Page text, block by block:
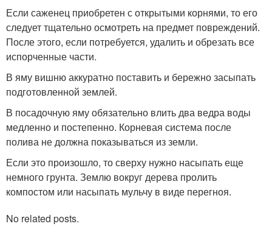
Если саженец приобретен с открытыми корнями, то его
следует тщательно осмотреть на предмет повреждений.
После этого, если потребуется, удалить и обрезать все
испорченные части.
В яму вишню аккуратно поставить и бережно засыпать
подготовленной землей.
В посадочную яму обязательно влить два ведра воды
медленно и постепенно. Корневая система после
полива не должна показываться из земли.
Если это произошло, то сверху нужно насыпать еще
немного грунта. Землю вокруг дерева пролить
компостом или насыпать мульчу в виде перегноя.
No related posts.